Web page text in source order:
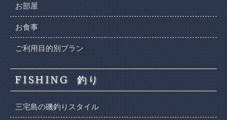
お部屋
お食事
ご利用目的別プラン
FISHING 釣り
三宅島の磯釣りスタイル